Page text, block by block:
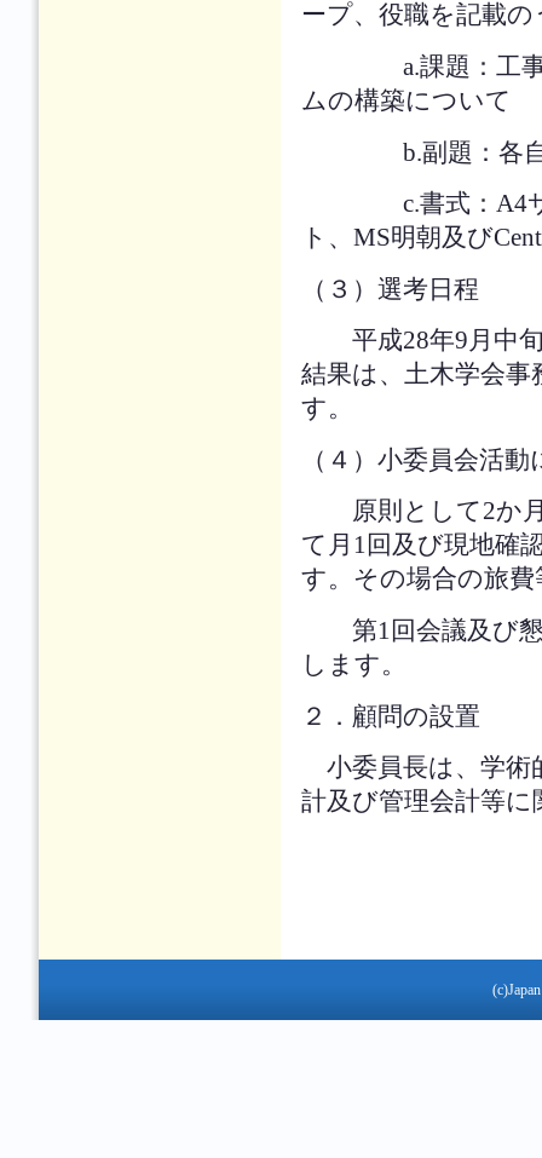
ープ、役職を記載
a.課題：工事進
ムの構築について
b.副題：各自
c.書式：A4サイ
ト、MS明朝及び
（３）選考日程
平成28年9月中旬
結果は、土木学会
す。
（４）小委員会活
原則として2か月
て月1回及び現地確
す。その場合の旅
第1回会議及び懇
します。
２．顧問の設置
小委員長は、学術
計及び管理会計等